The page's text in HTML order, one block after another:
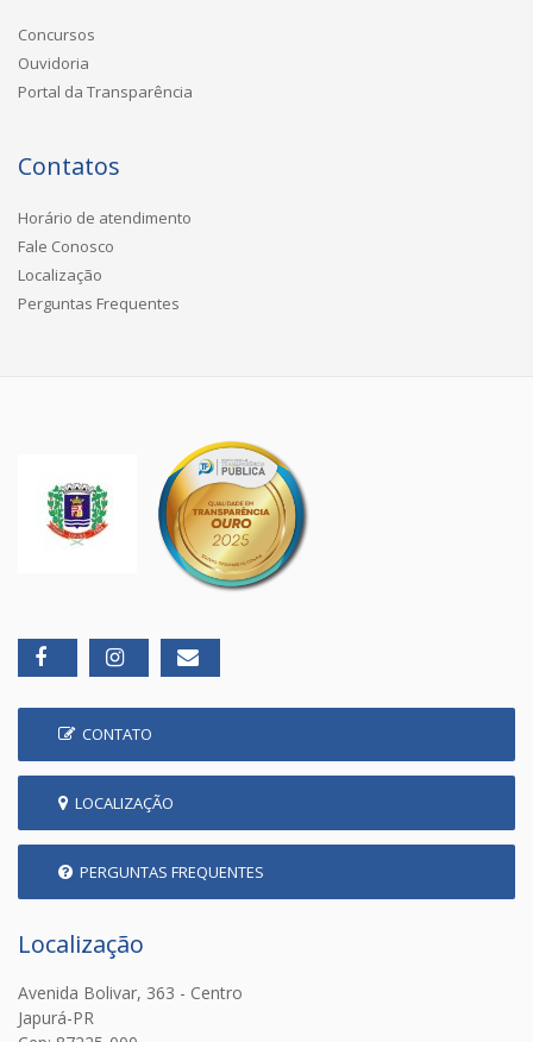
Concursos
Ouvidoria
Portal da Transparência
Contatos
Horário de atendimento
Fale Conosco
Localização
Perguntas Frequentes
CONTATO
LOCALIZAÇÃO
PERGUNTAS FREQUENTES
Localização
Avenida Bolivar, 363 - Centro
Japurá-PR